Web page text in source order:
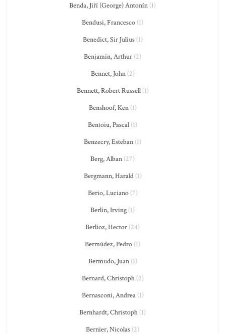
Benda, Jiří (George) Antonín (1)
Bendusi, Francesco (1)
Benedict, Sir Julius(1)
Benjamin, Arthur (2)
Bennet, John(2)
Bennett, Robert Russell(1)
Benshoof, Ken(1)
Bentoiu, Pascal (1)
Benzecry, Esteban (1)
Berg, Alban (27)
Bergmann, Harald(1)
Berio, Luciano(7)
Berlin, Irving (1)
Berlioz, Hector (24)
Bermúdez, Pedro (1)
Bermudo, Juan(1)
Bernard, Christoph(2)
Bernasconi, Andrea(1)
Bernhardt, Christoph (1)
Bernier, Nicolas (2)